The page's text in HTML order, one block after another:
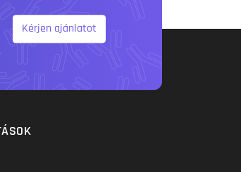
Kérjen ajánlatot